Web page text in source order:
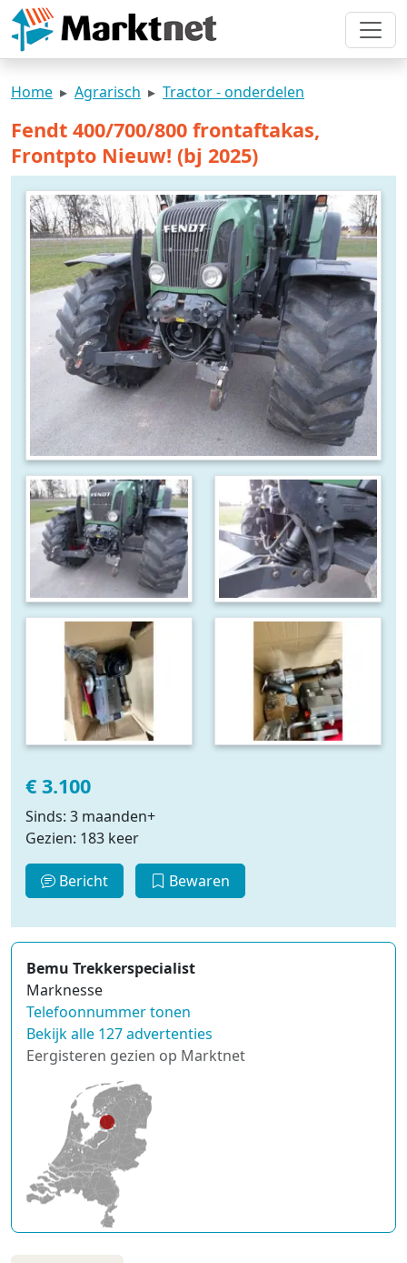
Home Agrarisch Tractor - onderdelen
Fendt 400/700/800 frontaftakas,
Frontpto Nieuw! (bj 2025)
€ 3.100
Sinds: 3 maanden+
Gezien: 183 keer
Bericht Bewaren
Bemu Trekkerspecialist
Marknesse
Telefoonnummer tonen
Bekijk alle 127 advertenties
Eergisteren gezien op Marktnet